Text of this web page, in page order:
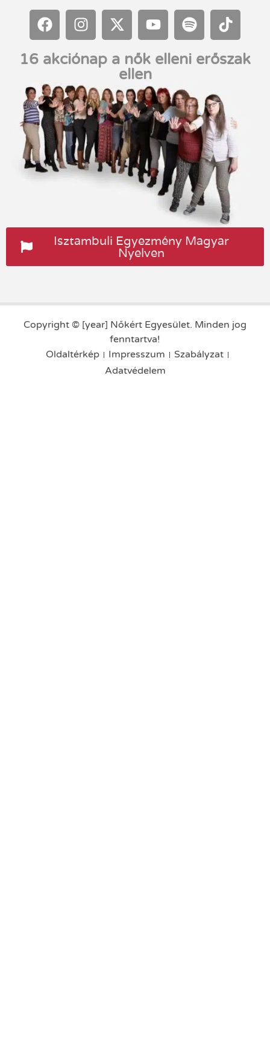
16 akciónap a nők elleni erőszak
ellen
Isztambuli Egyezmény Magyar
Nyelven
Copyright © [year] Nőkért Egyesület. Minden jog
fenntartva!
Oldaltérkép
Impresszum
Szabályzat
Adatvédelem